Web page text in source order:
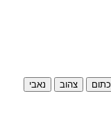
כתום צהוב
נאבי